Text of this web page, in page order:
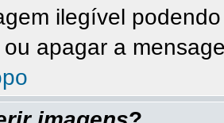
ilegível
apagar a